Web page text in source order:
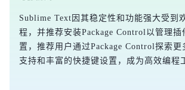
Sublime Text因其稳定性和功能强大受到
程，并推荐安装Package Control以管理
置，推荐用户通过Package Control探索
支持和丰富的快捷键设置，成为高效编程